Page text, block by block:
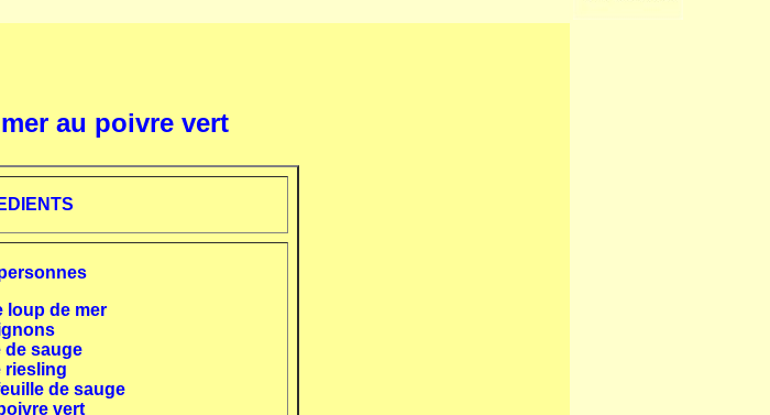
au poivre vert
loup de mer
de sauge
riesling
de sauge
vert